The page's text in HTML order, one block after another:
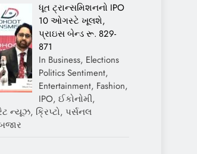
ધૂત ટ્રાન્સમિશનનો IPO
10 ઓગસ્ટે ખૂલશે,
પ્રાઇસ બેન્ડ રૂ. 829-
871
In Business, Elections
Politics Sentiment,
Entertainment, Fashion,
IPO, ઈકોનોમી,
ન્યૂઝ, ક્રિપ્ટો, પર્સનલ